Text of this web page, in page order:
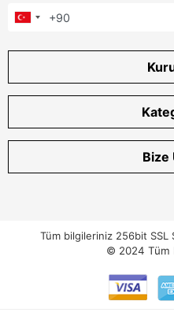
Bize
Tüm bilgileriniz 256bit SSL
© 2024 Tüm